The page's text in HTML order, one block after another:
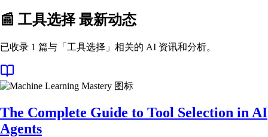
📰 工具选择最新动态
已收录 1 篇与「工具选择」相关的 AI 资讯和分析。
The Complete Guide to Tool Selection in AI
Agents